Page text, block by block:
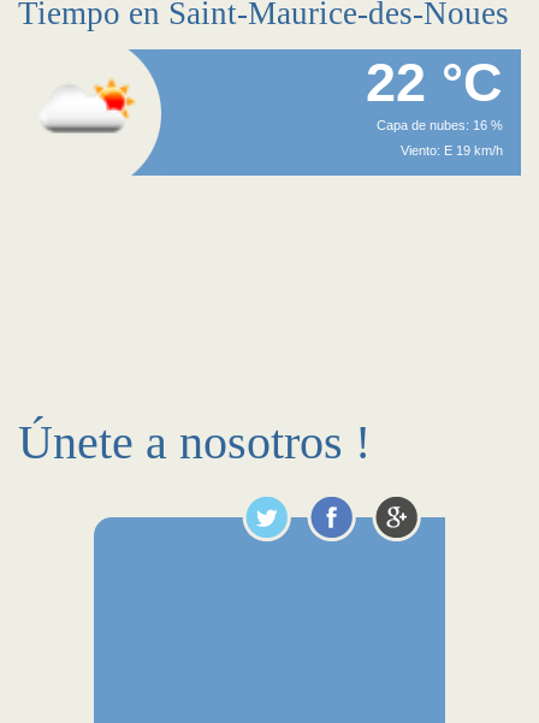
Tiempo en Saint-Maurice-des-Noues
22 °C
Capa de nubes: 16 %
Viento: E 19 km/h
Únete a nosotros !